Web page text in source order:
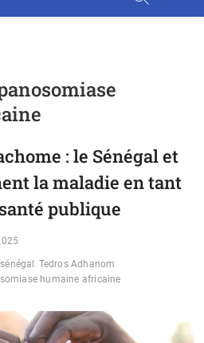
: le Sénégal et
la maladie en tant
publique
sénégal
Tedros Adhanom
humaine africaine